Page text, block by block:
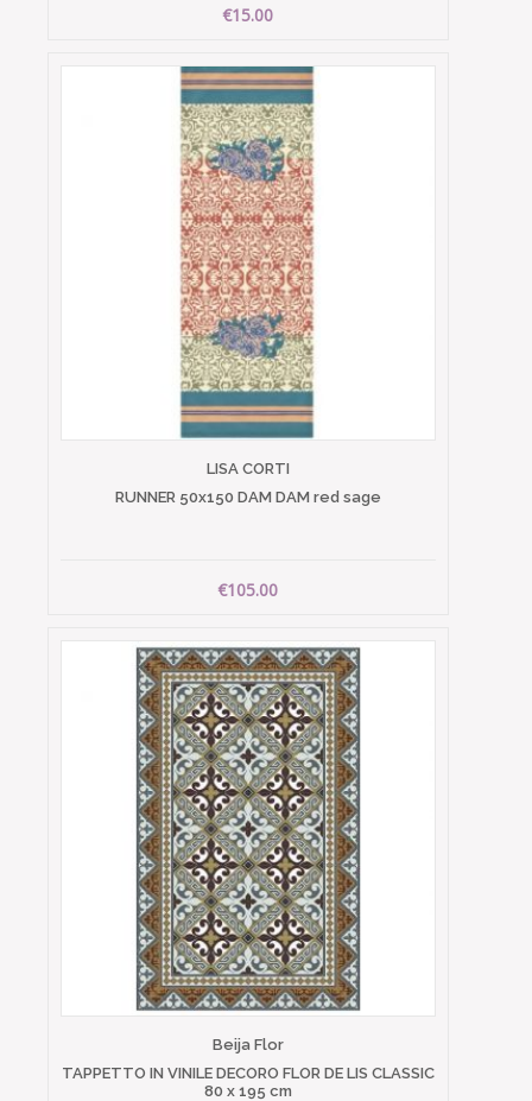
€15.00
LISA CORTI
RUNNER 50x150 DAM DAM red sage
€105.00
Beija Flor
TAPPETTO IN VINILE DECORO FLOR DE LIS CLASSIC
80 x 195 cm